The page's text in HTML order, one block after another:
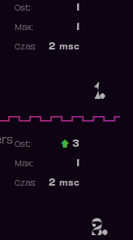
1.
Ost.:
Max:
2 msc
Czas:
2.
Ost.: 3
Max:
2 msc
Czas: